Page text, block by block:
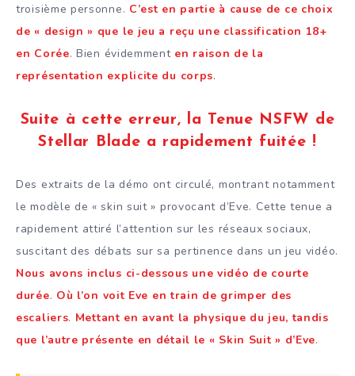
troisième personne. C’est en partie à cause de ce choix
de « design » que le jeu a reçu une classification 18+
en Corée. Bien évidemmenten raison de la
représentation explicite du corps.
Suite à cette erreur, la Tenue NSFW de
Stellar Blade a rapidement fuitée !
Des extraits de la démo ont circulé, montrant notamment
le modèle de « skin suit » provocant d’Eve. Cette tenue a
rapidement attiré l’attention sur les réseaux sociaux,
suscitant des débats sur sa pertinence dans un jeu vidéo.
Nous avons inclus ci-dessous une vidéo de courte
durée. Où l’on voit Eve en train de grimper des
escaliers. Mettant en avant la physique du jeu, tandis
que l’autre présente en détail le « Skin Suit » d’Eve.